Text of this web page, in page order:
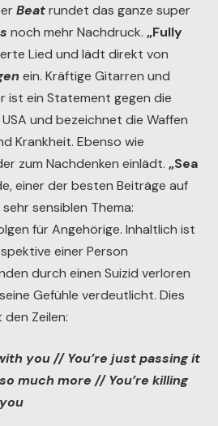
Beatrundet das ganze super
noch mehr Nachdruck. „Fully
Lied und lädt direkt von
ein. Kräftige Gitarren und
ist ein Statement gegen die
und bezeichnet die Waffen
Krankheit. Ebenso wie
zum Nachdenken einlädt. „Sea
einer der besten Beiträge auf
sensiblen Thema:
für Angehörige. Inhaltlich ist
einer Person
durch einen Suizid verloren
Gefühle verdeutlicht. Dies
Zeilen:
you // You’re just passing it
much more // You’re killing